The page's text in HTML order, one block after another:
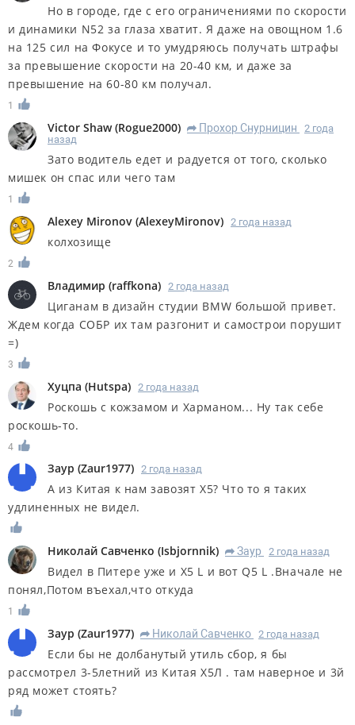
Но в городе, где с его ограничениями по скорости
и динамики N52 за глаза хватит. Я даже на овощном 1.6
на 125 сил на Фокусе и то умудряюсь получать штрафы
за превышение скорости на 20-40 км, и даже за
превышение на 60-80 км получал.
1
Victor Shaw(Rogue2000) R Прохор Снурницин
2 года
назад
Зато водитель едет и радуется от того, сколько
мишек он спас или чего там
1
Alexey Mironov (AlexeyMironov) 2 года назад
колхозище
2
Владимир (raffkona) 2 года назад
Циганам в дизайн студии BMW большой привет.
Ждем когда СОБР их там разгонит и самострои порушит
=)
3
Хуцпа (Hutspa) 2 года назад
Роскошь с кожзамом и Харманом... Ну так себе
роскошь-то.
4
Заур (Zaur1977) 2 года назад
А из Китая к нам завозят Х5? Что то я таких
удлиненных не видел.
Николай Савченко (Isbjornnik) R Заур 2 года назад
Видел в Питере уже и X5 L и вот Q5 L .Вначале не
понял,Потом въехал,что откуда
1
Заур (Zaur1977) R Николай Савченко 2 года назад
Если бы не долбанутый утиль сбор, я бы
рассмотрел 3-5летний из Китая Х5Л . там наверное и 3й
ряд может стоять?